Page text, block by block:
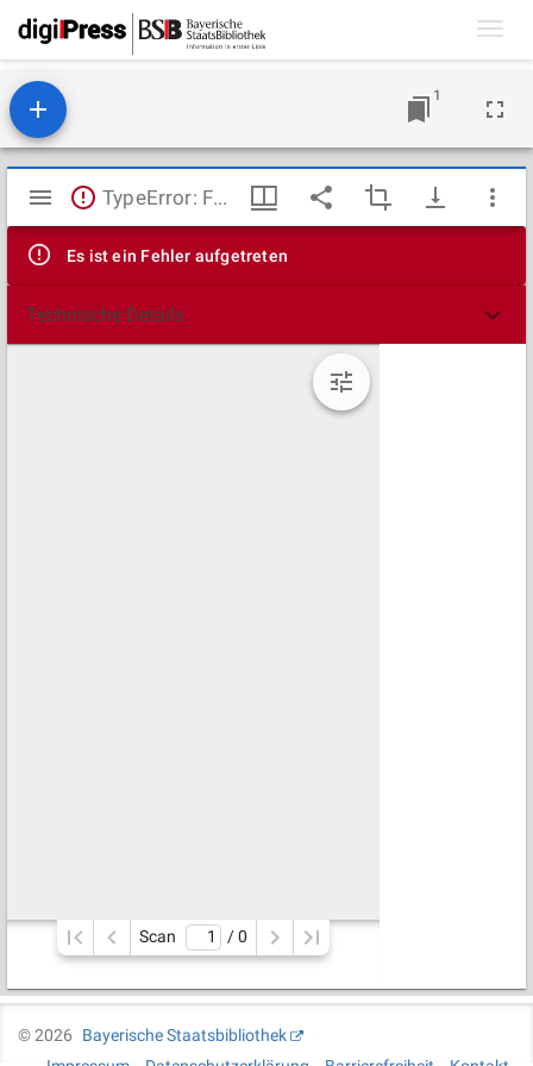
1
Mirador
Viewer
TypeError: Failed to fetch
Es ist ein Fehler aufgetreten
Technische Details
Scan / 0
©2026
Bayerische Staatsbibliothek